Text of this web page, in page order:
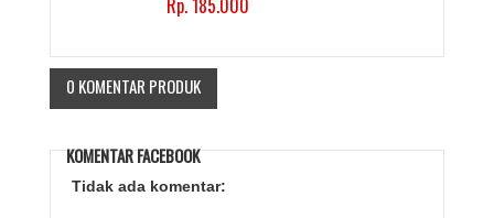
Rp. 185.000
0 KOMENTAR PRODUK
KOMENTAR FACEBOOK
Tidak ada komentar: